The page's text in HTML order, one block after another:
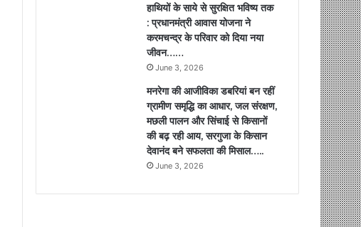
हाथियों के साये से सुरक्षित भविष्य तक
: प्रधानमंत्री आवास योजना ने
करमचन्द्र के परिवार को दिया नया
जीवन……
June 3, 2026
मनरेगा की आजीविका डबरियां बन रहीं
ग्रामीण समृद्धि का आधार, जल संरक्षण,
मछली पालन और सिंचाई से किसानों
की बढ़ रही आय, सरगुजा के किसान
देवानंद बने सफलता की मिसाल…..
June 3, 2026